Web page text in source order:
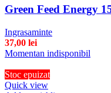
Green Feed Energy
Ingrasaminte
37,00 lei
Momentan indisponibil
Stoc epuizat
Quick view